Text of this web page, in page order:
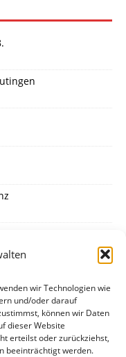
wir Technologien wie
und/oder darauf
können wir Daten
dieser Website
erteilst oder zurückziehst,
beeinträchtigt werden.